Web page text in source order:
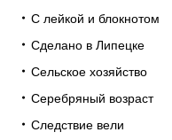
С лейкой и блокнотом
Сделано в Липецке
Сельское хозяйство
Серебряный возраст
Следствие вели